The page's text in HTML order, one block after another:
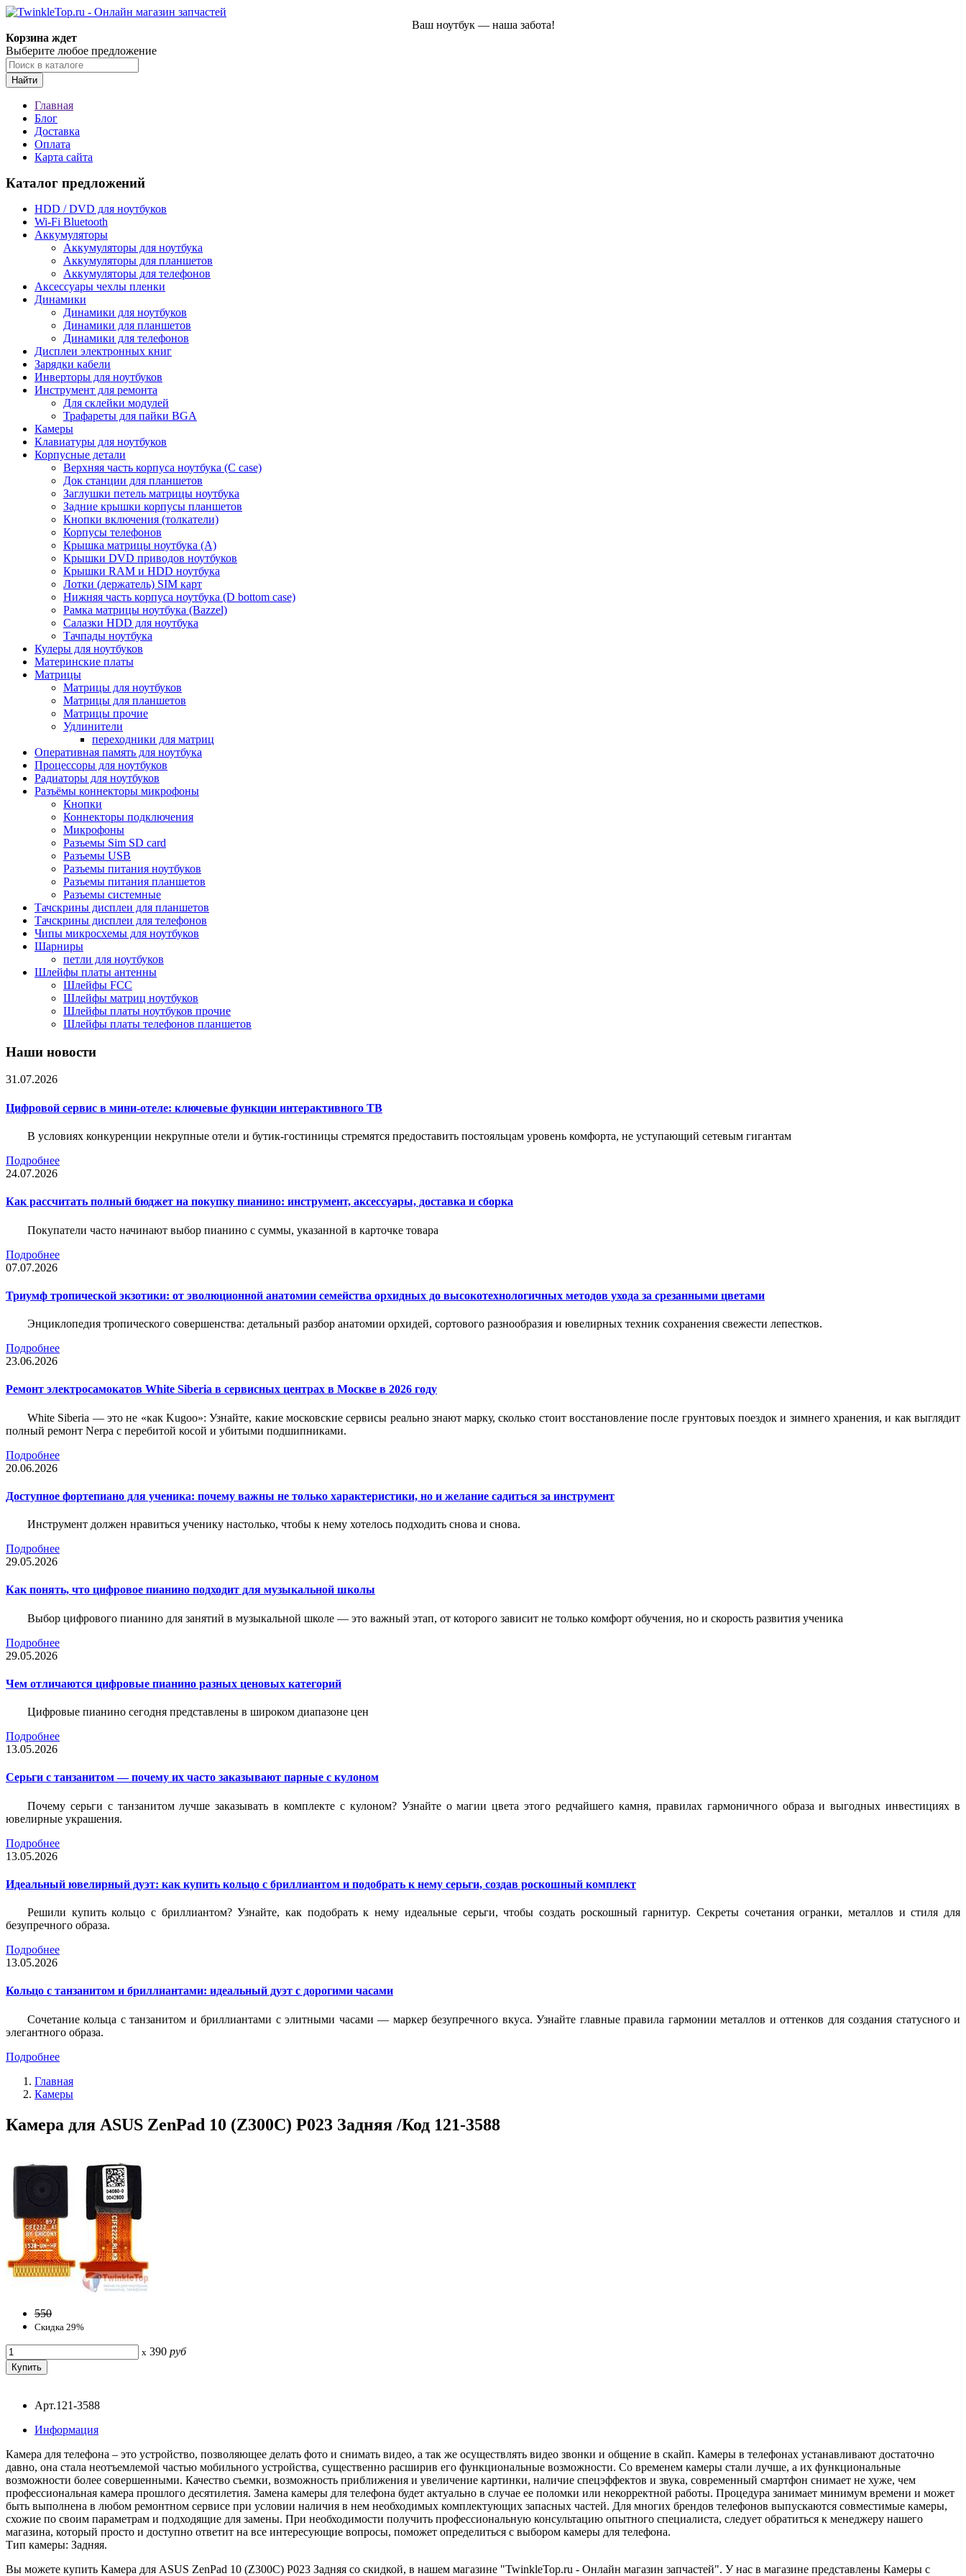
Ваш ноутбук — наша забота!
Корзина ждет
Выберите любое предложение
Найти
Главная
Блог
Доставка
Оплата
Карта сайта
Каталог предложений
HDD / DVD для ноутбуков
Wi-Fi Bluetooth
Аккумуляторы
Аккумуляторы для ноутбука
Аккумуляторы для планшетов
Аккумуляторы для телефонов
Аксессуары чехлы пленки
Динамики
Динамики для ноутбуков
Динамики для планшетов
Динамики для телефонов
Дисплеи электронных книг
Зарядки кабели
Инверторы для ноутбуков
Инструмент для ремонта
Для склейки модулей
Трафареты для пайки BGA
Камеры
Клавиатуры для ноутбуков
Корпусные детали
Верхняя часть корпуса ноутбука (С case)
Док станции для планшетов
Заглушки петель матрицы ноутбука
Задние крышки корпусы планшетов
Кнопки включения (толкатели)
Корпусы телефонов
Крышка матрицы ноутбука (A)
Крышки DVD приводов ноутбуков
Крышки RAM и HDD ноутбука
Лотки (держатель) SIM карт
Нижняя часть корпуса ноутбука (D bottom case)
Рамка матрицы ноутбука (Bazzel)
Салазки HDD для ноутбука
Тачпады ноутбука
Кулеры для ноутбуков
Материнские платы
Матрицы
Матрицы для ноутбуков
Матрицы для планшетов
Матрицы прочие
Удлинители
переходники для матриц
Оперативная память для ноутбука
Процессоры для ноутбуков
Радиаторы для ноутбуков
Разъёмы коннекторы микрофоны
Кнопки
Коннекторы подключения
Микрофоны
Разъемы Sim SD card
Разъемы USB
Разъемы питания ноутбуков
Разъемы питания планшетов
Разъемы системные
Тачскрины дисплеи для планшетов
Тачскрины дисплеи для телефонов
Чипы микросхемы для ноутбуков
Шарниры
петли для ноутбуков
Шлейфы платы антенны
Шлейфы FCC
Шлейфы матриц ноутбуков
Шлейфы платы ноутбуков прочие
Шлейфы платы телефонов планшетов
Наши новости
31.07.2026
Цифровой сервис в мини-отеле: ключевые функции интерактивного ТВ
В условиях конкуренции некрупные отели и бутик-гостиницы стремятся предоставить постояльцам уровень комфорта, не уступающий сетевым гигантам
Подробнее
24.07.2026
Как рассчитать полный бюджет на покупку пианино: инструмент, аксессуары, доставка и сборка
Покупатели часто начинают выбор пианино с суммы, указанной в карточке товара
Подробнее
07.07.2026
Триумф тропической экзотики: от эволюционной анатомии семейства орхидных до высокотехнологичных методов ухода за срезанными цветами
Энциклопедия тропического совершенства: детальный разбор анатомии орхидей, сортового разнообразия и ювелирных техник сохранения свежести лепестков.
Подробнее
23.06.2026
Ремонт электросамокатов White Siberia в сервисных центрах в Москве в 2026 году
White Siberia — это не «как Kugoo»: Узнайте, какие московские сервисы реально знают марку, сколько стоит восстановление после грунтовых поездок и зимнего хранения, и как выглядит
полный ремонт Nerpa с перебитой косой и убитыми подшипниками.
Подробнее
20.06.2026
Доступное фортепиано для ученика: почему важны не только характеристики, но и желание садиться за инструмент
Инструмент должен нравиться ученику настолько, чтобы к нему хотелось подходить снова и снова.
Подробнее
29.05.2026
Как понять, что цифровое пианино подходит для музыкальной школы
Выбор цифрового пианино для занятий в музыкальной школе — это важный этап, от которого зависит не только комфорт обучения, но и скорость развития ученика
Подробнее
29.05.2026
Чем отличаются цифровые пианино разных ценовых категорий
Цифровые пианино сегодня представлены в широком диапазоне цен
Подробнее
13.05.2026
Серьги с танзанитом — почему их часто заказывают парные с кулоном
Почему серьги с танзанитом лучше заказывать в комплекте с кулоном? Узнайте о магии цвета этого редчайшего камня, правилах гармоничного образа и выгодных инвестициях в
ювелирные украшения.
Подробнее
13.05.2026
Идеальный ювелирный дуэт: как купить кольцо с бриллиантом и подобрать к нему серьги, создав роскошный комплект
Решили купить кольцо с бриллиантом? Узнайте, как подобрать к нему идеальные серьги, чтобы создать роскошный гарнитур. Секреты сочетания огранки, металлов и стиля для
безупречного образа.
Подробнее
13.05.2026
Кольцо с танзанитом и бриллиантами: идеальный дуэт с дорогими часами
Сочетание кольца с танзанитом и бриллиантами с элитными часами — маркер безупречного вкуса. Узнайте главные правила гармонии металлов и оттенков для создания статусного и
элегантного образа.
Подробнее
Главная
Камеры
Камера для ASUS ZenPad 10 (Z300C) P023 Задняя /Код 121-3588
550
Скидка 29%
x 390 руб
Арт.121-3588
Информация
Камера для телефона – это устройство, позволяющее делать фото и снимать видео, а так же осуществлять видео звонки и общение в скайп. Камеры в телефонах устанавливают достаточно
давно, она стала неотъемлемой частью мобильного устройства, существенно расширив его функциональные возможности. Со временем камеры стали лучше, а их функциональные
возможности более совершенными. Качество съемки, возможность приближения и увеличение картинки, наличие спецэффектов и звука, современный смартфон снимает не хуже, чем
профессиональная камера прошлого десятилетия. Замена камеры для телефона будет актуально в случае ее поломки или некорректной работы. Процедура занимает минимум времени и может
быть выполнена в любом ремонтном сервисе при условии наличия в нем необходимых комплектующих запасных частей. Для многих брендов телефонов выпускаются совместимые камеры,
схожие по своим параметрам и подходящие для замены. При необходимости получить профессиональную консультацию опытного специалиста, следует обратиться к менеджеру нашего
магазина, который просто и доступно ответит на все интересующие вопросы, поможет определиться с выбором камеры для телефона.
Тип камеры: Задняя.
Вы можете купить Камера для ASUS ZenPad 10 (Z300C) P023 Задняя со скидкой, в нашем магазине "TwinkleTop.ru - Онлайн магазин запчастей". У нас в магазине представлены Камеры с